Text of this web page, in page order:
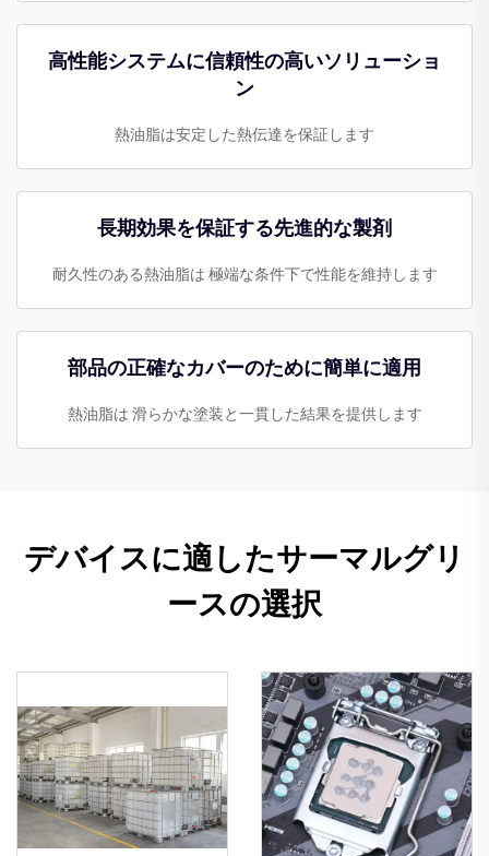
高性能システムに信頼性の高いソリューショ
ン
熱油脂は安定した熱伝達を保証します
長期効果を保証する先進的な製剤
耐久性のある熱油脂は 極端な条件下で性能を維持します
部品の正確なカバーのために簡単に適用
熱油脂は 滑らかな塗装と一貫した結果を提供します
デバイスに適したサーマルグリ
ースの選択